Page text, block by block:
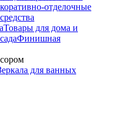
отделочные
Товары для дома и
Финишная
для ванных